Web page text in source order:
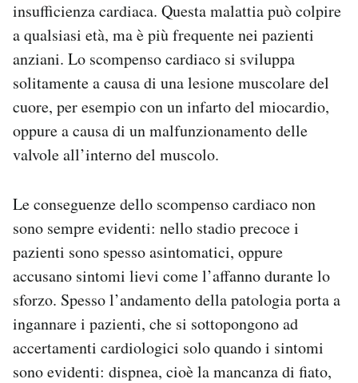
insufficienza cardiaca. Questa malattia può colpire
a qualsiasi età, ma è più frequente nei pazienti
anziani. Lo scompenso cardiaco si sviluppa
solitamente a causa di una lesione muscolare del
cuore, per esempio con un infarto del miocardio,
oppure a causa di un malfunzionamento delle
valvole all’interno del muscolo.
Le conseguenze dello scompenso cardiaco non
sono sempre evidenti: nello stadio precoce i
pazienti sono spesso asintomatici, oppure
accusano sintomi lievi come l’affanno durante lo
sforzo. Spesso l’andamento della patologia porta a
ingannare i pazienti, che si sottopongono ad
accertamenti cardiologici solo quando i sintomi
sono evidenti: dispnea, cioè la mancanza di fiato,